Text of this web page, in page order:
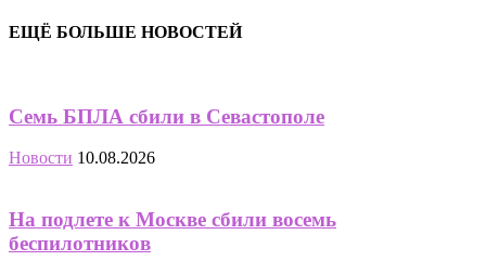
ЕЩЁ БОЛЬШЕ НОВОСТЕЙ
Семь БПЛА сбили в Севастополе
Новости 10.08.2026
На подлете к Москве сбили восемь
беспилотников